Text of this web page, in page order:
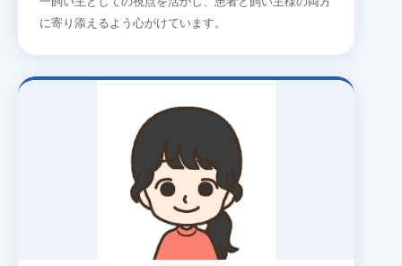
に寄り添えるよう心がけています。